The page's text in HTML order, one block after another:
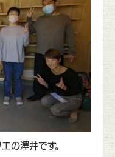
の澤井です。